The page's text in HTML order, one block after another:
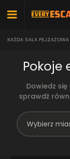
KAŻDA SALA PEJZAŻOWA
Pokoje
Dowiedz
sprawdź